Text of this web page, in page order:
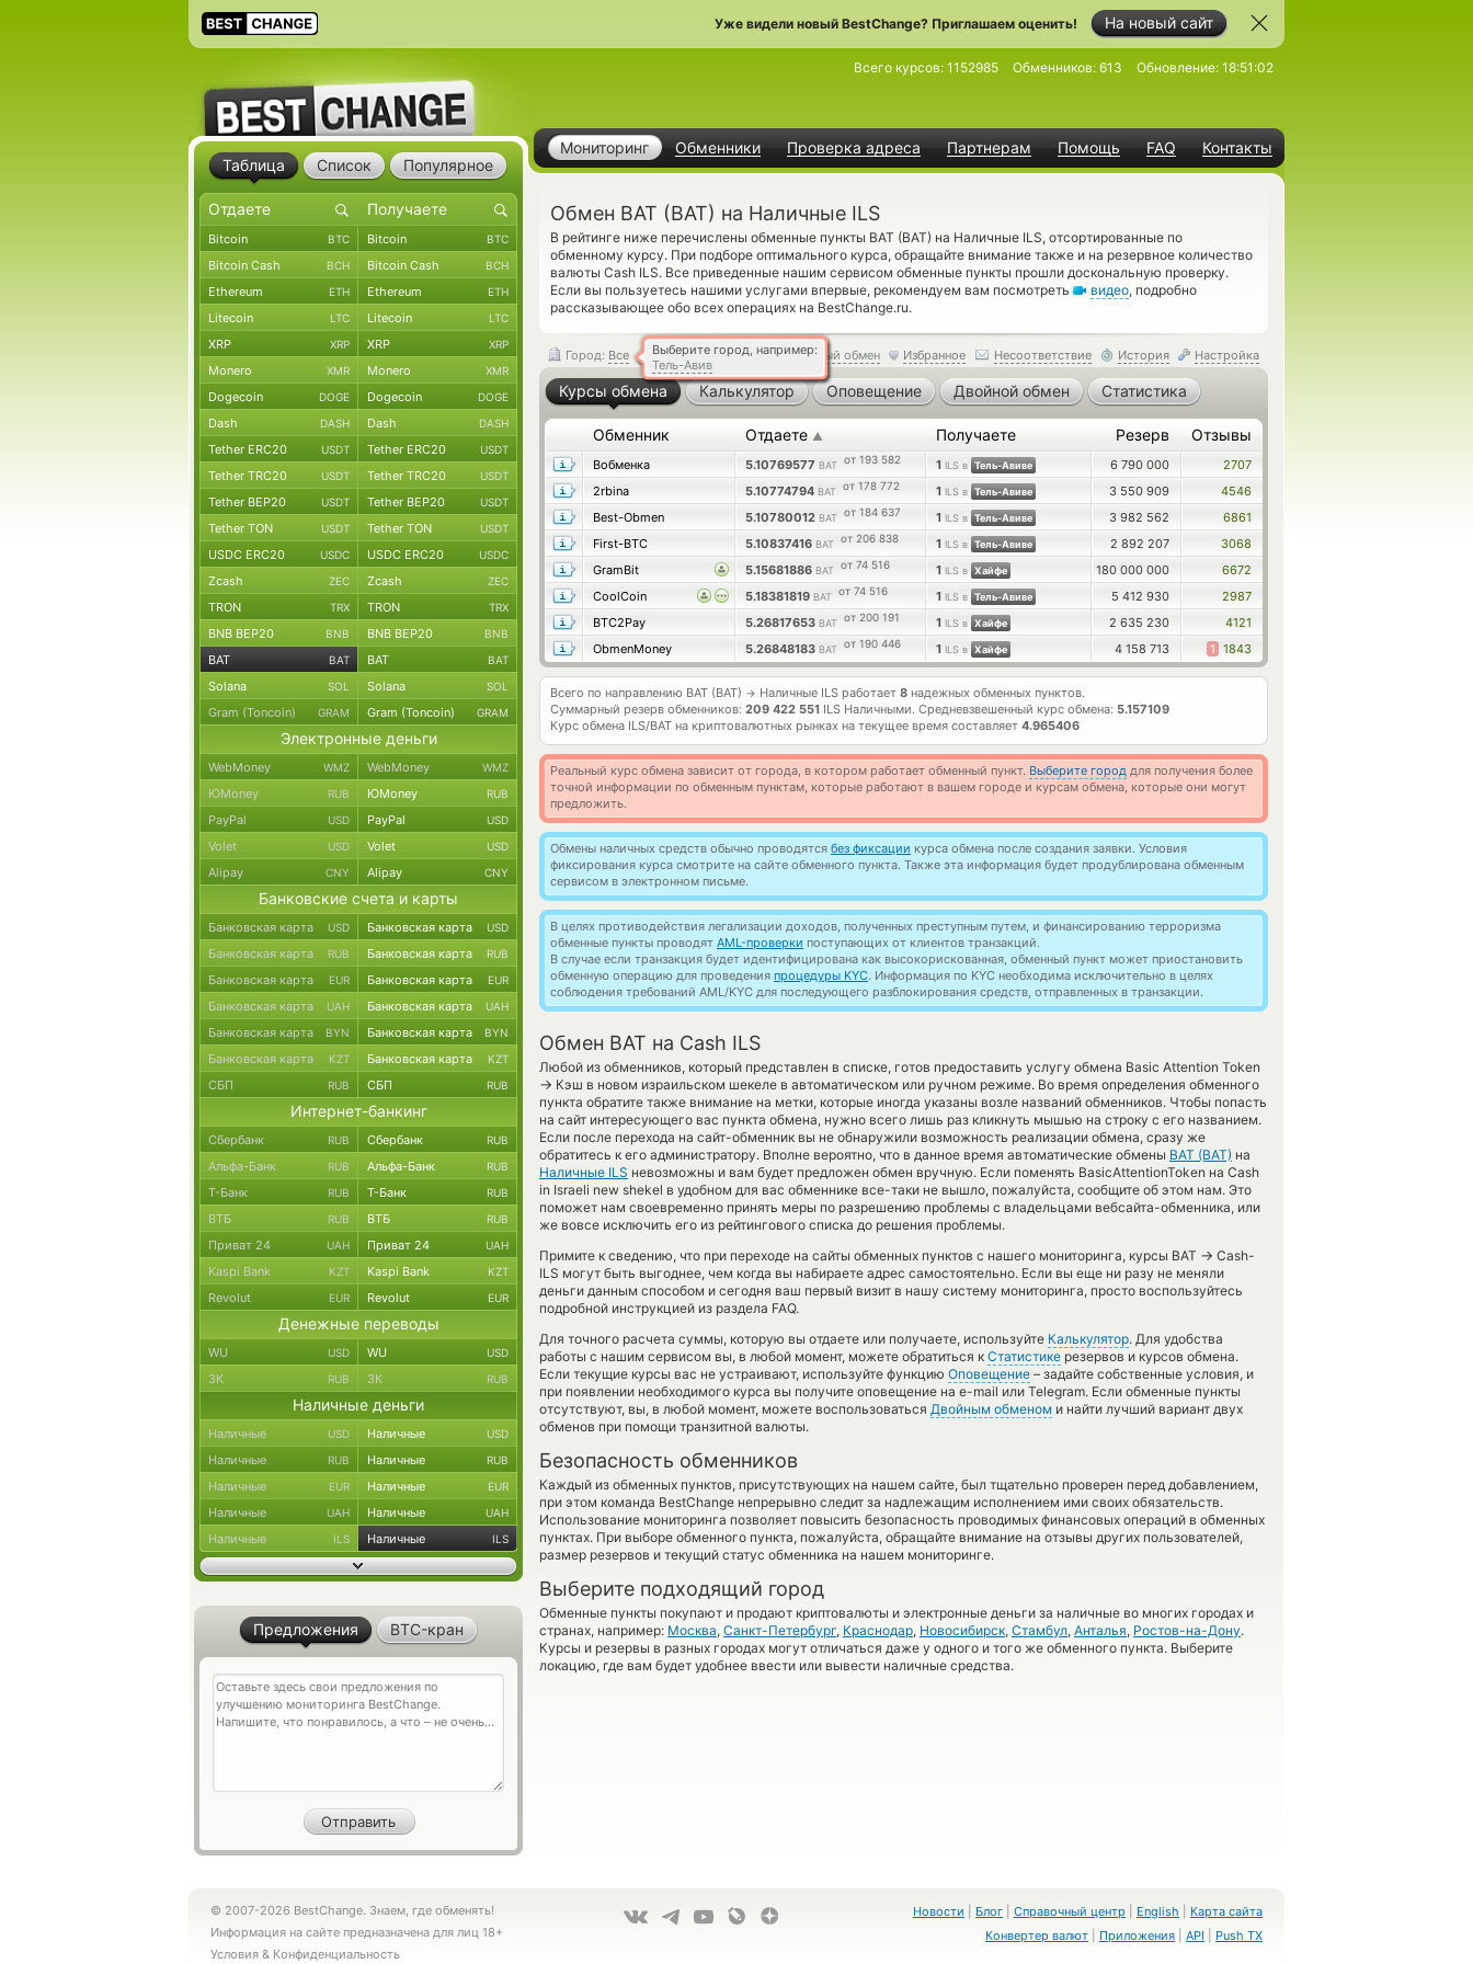
На новый сайт
Уже видели новый BestChange? Приглашаем оценить!
Мониторинг Обменники Проверка адреса Партнерам Помощь FAQ Контакты
Всего курсов: 1152985 Обменников: 613 Обновление: 18:51:02
Обмен BAT (BAT) на Наличные ILS
В рейтинге ниже перечислены обменные пункты BAT (BAT) на Наличные ILS, отсортированные по
обменному курсу. При подборе оптимального курса, обращайте внимание также и на резервное количество
валюты Cash ILS. Все приведенные нашим сервисом обменные пункты прошли доскональную проверку.
Если вы пользуетесь нашими услугами впервые, рекомендуем вам посмотреть
видео, подробно
рассказывающее обо всех операциях на BestChange.ru.
Обратный обмен Избранное Несоответствие История Настройка
Город: Все
Выберите город, например:
Тель-Авив
Курсы обмена Калькулятор Оповещение Двойной обмен Статистика
Обменник Отдаете ▲ Получаете Резерв Отзывы
Вобменка 5.10769577 BAT от 193 582 1 ILS в Тель-Авиве 6 790 000
2707
2rbina
5.10774794 BAT от 178 772 1 ILS в Тель-Авиве 3 550 909
4546
Best-Obmen
5.10780012 BAT от 184 637 1 ILS в Тель-Авиве 3 982 562
6861
First-BTC
5.10837416 BAT от 206 838 1 ILS в Тель-Авиве 2 892 207
3068
GramBit
5.15681886 BAT от 74 516 1 ILS в Хайфе 180 000 000
6672
CoolCoin
5.18381819 BAT от 74 516 1 ILS в Тель-Авиве 5 412 930
2987
BTC2Pay
5.26817653 BAT от 200 191 1 ILS в Хайфе 2 635 230
4121
ObmenMoney
5.26848183 BAT от 190 446 1 ILS в Хайфе 4 158 713 1 1843
Всего по направлению BAT (BAT) → Наличные ILS работает 8 надежных обменных пунктов.
Суммарный резерв обменников: 209 422 551 ILS Наличными. Средневзвешенный курс обмена: 5.157109
Курс обмена ILS/BAT на криптовалютных рынках на текущее время составляет 4.965406
Реальный курс обмена зависит от города, в котором работает обменный пункт. Выберите город для получения более
точной информации по обменным пунктам, которые работают в вашем городе и курсам обмена, которые они могут
предложить.
Обмены наличных средств обычно проводятся без фиксации курса обмена после создания заявки. Условия
фиксирования курса смотрите на сайте обменного пункта. Также эта информация будет продублирована обменным
сервисом в электронном письме.
В целях противодействия легализации доходов, полученных преступным путем, и финансированию терроризма
обменные пункты проводят AML-проверки поступающих от клиентов транзакций.
В случае если транзакция будет идентифицирована как высокорискованная, обменный пункт может приостановить
обменную операцию для проведения процедуры KYC. Информация по KYC необходима исключительно в целях
соблюдения требований AML/KYC для последующего разблокирования средств, отправленных в транзакции.
Обмен BAT на Cash ILS
Любой из обменников, который представлен в списке, готов предоставить услугу обмена Basic Attention Token
→ Кэш в новом израильском шекеле в автоматическом или ручном режиме. Во время определения обменного
пункта обратите также внимание на метки, которые иногда указаны возле названий обменников. Чтобы попасть
на сайт интересующего вас пункта обмена, нужно всего лишь раз кликнуть мышью на строку с его названием.
Если после перехода на сайт-обменник вы не обнаружили возможность реализации обмена, сразу же
обратитесь к его администратору. Вполне вероятно, что в данное время автоматические обмены BAT (BAT) на
Наличные ILS невозможны и вам будет предложен обмен вручную. Если поменять BasicAttentionToken на Cash
in Israeli new shekel в удобном для вас обменнике все-таки не вышло, пожалуйста, сообщите об этом нам. Это
поможет нам своевременно принять меры по разрешению проблемы с владельцами вебсайта-обменника, или
же вовсе исключить его из рейтингового списка до решения проблемы.
Примите к сведению, что при переходе на сайты обменных пунктов с нашего мониторинга, курсы BAT → Cash-
ILS могут быть выгоднее, чем когда вы набираете адрес самостоятельно. Если вы еще ни разу не меняли
деньги данным способом и сегодня ваш первый визит в нашу систему мониторинга, просто воспользуйтесь
подробной инструкцией из раздела FAQ.
Для точного расчета суммы, которую вы отдаете или получаете, используйте Калькулятор. Для удобства
работы с нашим сервисом вы, в любой момент, можете обратиться к Статистике резервов и курсов обмена.
Если текущие курсы вас не устраивают, используйте функцию Оповещение – задайте собственные условия, и
при появлении необходимого курса вы получите оповещение на e-mail или Telegram. Если обменные пункты
отсутствуют, вы, в любой момент, можете воспользоваться Двойным обменом и найти лучший вариант двух
обменов при помощи транзитной валюты.
Безопасность обменников
Каждый из обменных пунктов, присутствующих на нашем сайте, был тщательно проверен перед добавлением,
при этом команда BestChange непрерывно следит за надлежащим исполнением ими своих обязательств.
Использование мониторинга позволяет повысить безопасность проводимых финансовых операций в обменных
пунктах. При выборе обменного пункта, пожалуйста, обращайте внимание на отзывы других пользователей,
размер резервов и текущий статус обменника на нашем мониторинге.
Выберите подходящий город
Обменные пункты покупают и продают криптовалюты и электронные деньги за наличные во многих городах и
странах, например: Москва, Санкт-Петербург, Краснодар, Новосибирск, Стамбул, Анталья, Ростов-на-Дону.
Курсы и резервы в разных городах могут отличаться даже у одного и того же обменного пункта. Выберите
локацию, где вам будет удобнее ввести или вывести наличные средства.
Таблица Список Популярное
Bitcoin BTC Bitcoin BTC
Bitcoin Cash BCH Bitcoin Cash BCH
Ethereum ETH Ethereum ETH
Litecoin LTC Litecoin LTC
XRP XRP XRP XRP
Monero XMR Monero XMR
Dogecoin DOGE Dogecoin DOGE
Dash DASH Dash DASH
Tether ERC20 USDT Tether ERC20 USDT
Tether TRC20 USDT Tether TRC20 USDT
Tether BEP20 USDT Tether BEP20 USDT
Tether TON USDT Tether TON USDT
USDC ERC20 USDC USDC ERC20 USDC
Zcash ZEC Zcash ZEC
TRON TRX TRON TRX
BNB BEP20 BNB BNB BEP20 BNB
BAT BAT BAT BAT
Solana SOL Solana SOL
Gram (Toncoin) GRAM Gram (Toncoin) GRAM
Электронные деньги
WebMoney WMZ WebMoney WMZ
ЮMoney RUB ЮMoney RUB
PayPal USD PayPal USD
Volet USD Volet USD
Alipay CNY Alipay CNY
Банковские счета и карты
Банковская карта USD Банковская карта USD
Банковская карта RUB Банковская карта RUB
Банковская карта EUR Банковская карта EUR
Банковская карта UAH Банковская карта UAH
Банковская карта BYN Банковская карта BYN
Банковская карта KZT Банковская карта KZT
СБП RUB СБП RUB
Интернет-банкинг
Сбербанк RUB Сбербанк RUB
Альфа-Банк RUB Альфа-Банк RUB
Т-Банк RUB Т-Банк RUB
ВТБ RUB ВТБ RUB
Приват 24 UAH Приват 24 UAH
Kaspi Bank KZT Kaspi Bank KZT
Revolut EUR Revolut EUR
Денежные переводы
WU USD WU USD
ЗК RUB ЗК RUB
Наличные деньги
Наличные USD Наличные USD
Наличные RUB Наличные RUB
Наличные EUR Наличные EUR
Наличные UAH Наличные UAH
Наличные ILS Наличные ILS
Предложения BTC-кран
© 2007-2026 BestChange. Знаем, где обменять!
Информация на сайте предназначена для лиц 18+
Условия & Конфиденциальность
Новости Блог Справочный центр English
Карта сайта
Конвертер валют
Приложения API Push TX